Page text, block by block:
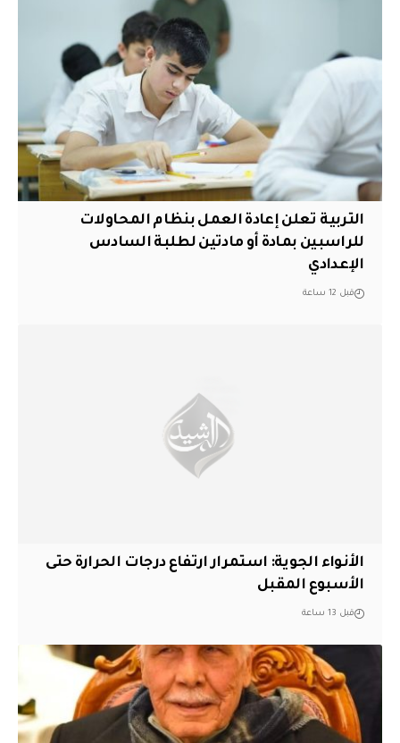
التربية تعلن إعادة العمل بنظام المحاولات
للراسبين بمادة أو مادتين لطلبة السادس
الإعدادي
قبل 12 ساعة
الأنواء الجوية: استمرار ارتفاع درجات الحرارة حتى
الأسبوع المقبل
قبل 13 ساعة